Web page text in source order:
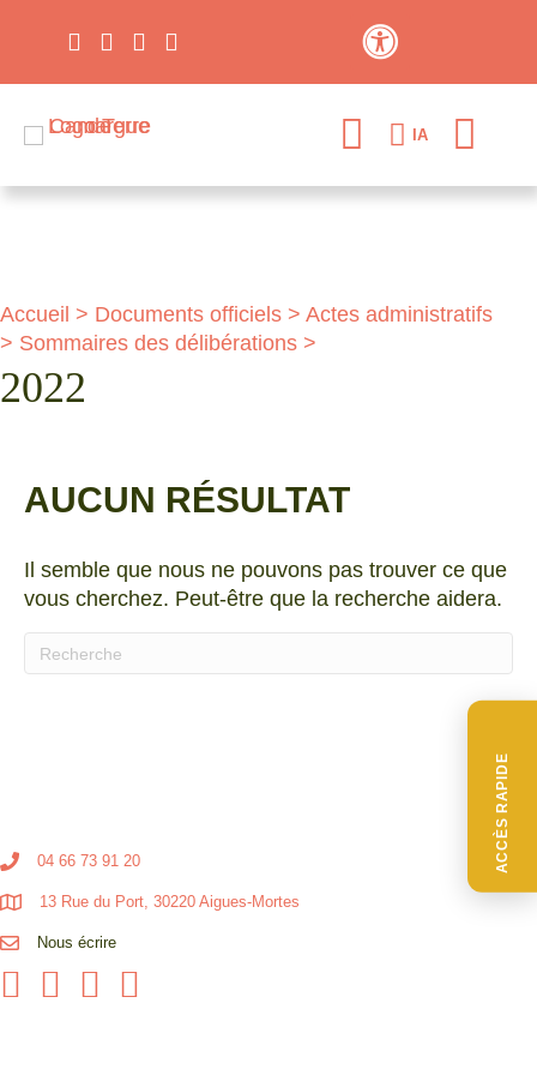
ACCÈS RAPIDE
IA
Accueil > Documents officiels > Actes administratifs
> Sommaires des délibérations >
2022
AUCUN RÉSULTAT
Il semble que nous ne pouvons pas trouver ce que
vous cherchez. Peut-être que la recherche aidera.
04 66 73 91 20
13 Rue du Port, 30220 Aigues-Mortes
Nous écrire